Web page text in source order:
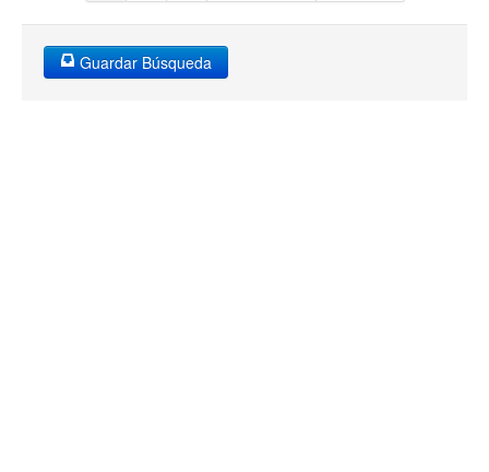
Guardar Búsqueda